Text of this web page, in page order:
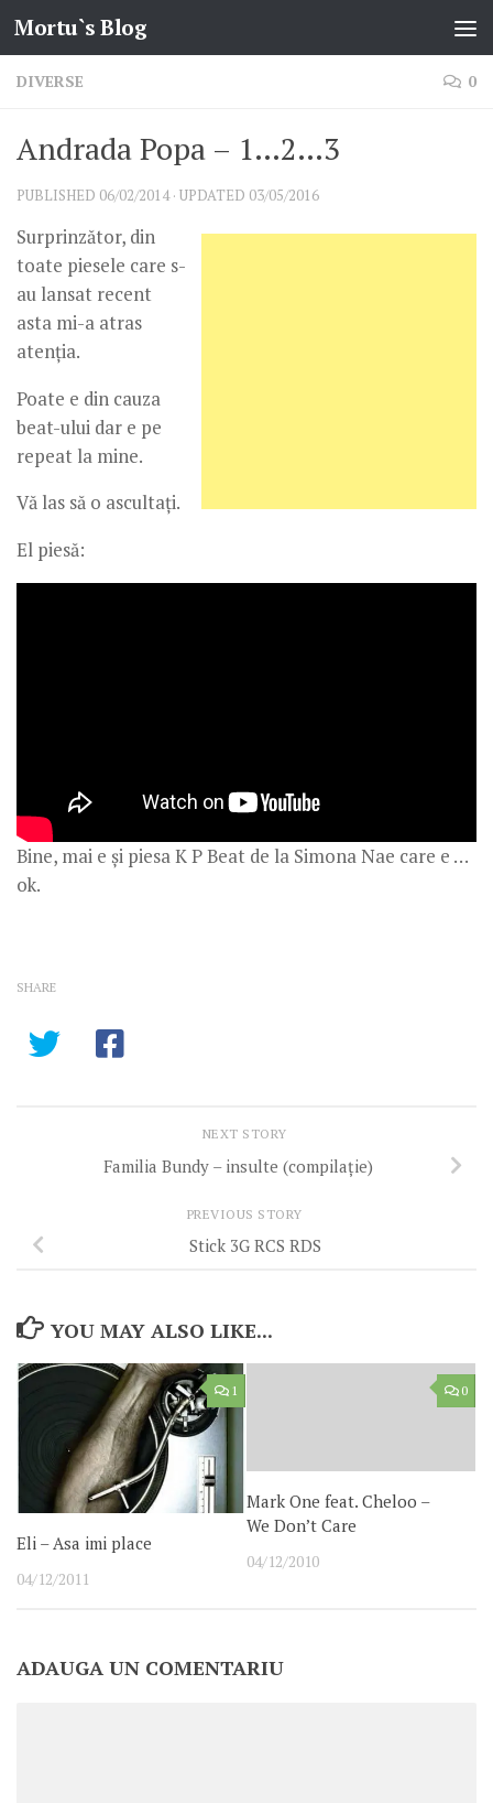
Skip to content
Mortu`s Blog
DIVERSE 0
Andrada Popa – 1…2…3
PUBLISHED 06/02/2014· UPDATED 03/05/2016
Surprinzător, din
toate piesele care s-
au lansat recent
asta mi-a atras
atenția.
Poate e din cauza
beat-ului dar e pe
repeat la mine.
Vă las să o ascultați.
El piesă:
Bine, mai e și piesa K P Beat de la Simona Nae care e …
ok.
SHARE
NEXT STORY
Familia Bundy – insulte (compilație)
PREVIOUS STORY
Stick 3G RCS RDS
YOU MAY ALSO LIKE...
1
Eli – Asa imi place
04/12/2011
0
Mark One feat. Cheloo –
We Don’t Care
04/12/2010
ADAUGA UN COMENTARIU